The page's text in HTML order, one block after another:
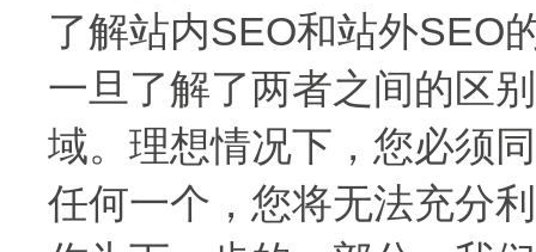
了解站内SEO和站外SEO
一旦了解了两者之间的区
域。理想情况下，您必须
任何一个，您将无法充分